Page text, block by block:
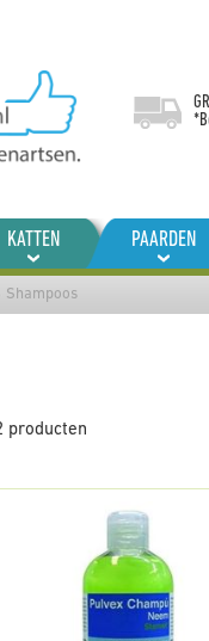
KATTEN PAARDEN
Shampoos
producten